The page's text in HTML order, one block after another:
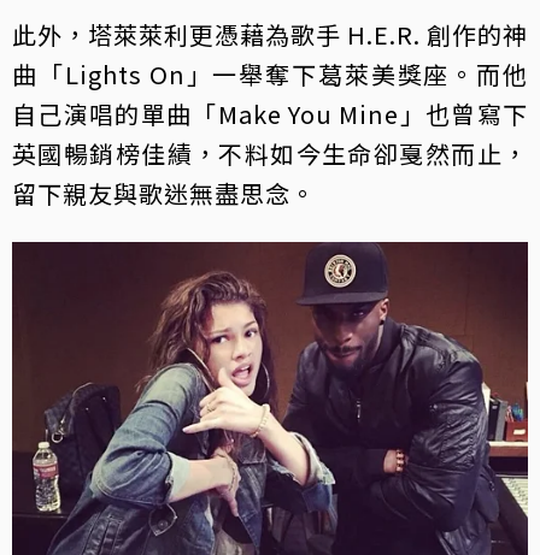
此外，塔萊萊利更憑藉為歌手 H.E.R. 創作的神
曲「Lights On」一舉奪下葛萊美獎座。而他
自己演唱的單曲「Make You Mine」也曾寫下
英國暢銷榜佳績，不料如今生命卻戛然而止，
留下親友與歌迷無盡思念。